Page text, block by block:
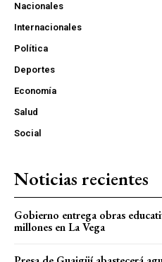
Nacionales
Internacionales
Política
Deportes
Economía
Salud
Social
Noticias recientes
Gobierno entrega obras
millones en La Vega